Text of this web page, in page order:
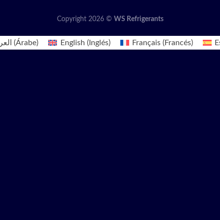
Copyright 2026 © WS Refrigerants
(Árabe) English (Inglés) Français(Francés)